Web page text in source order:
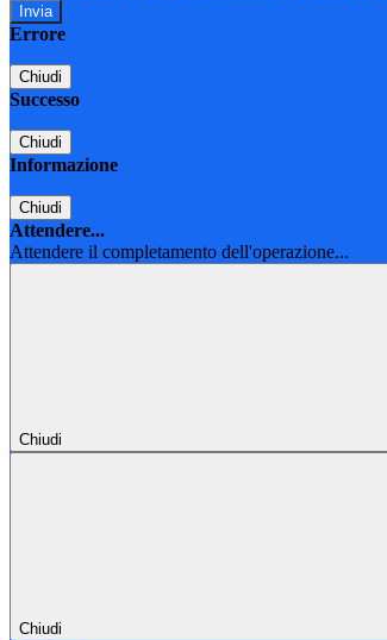
Errore
Chiudi
Successo
Chiudi
Informazione
Chiudi
Attendere...
Attendere il completamento dell'operazione...
Chiudi
Chiudi